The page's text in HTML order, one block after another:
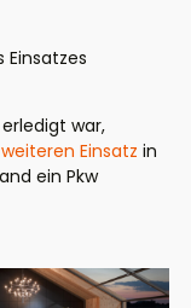
war,
weiteren Einsatz in
ein Pkw